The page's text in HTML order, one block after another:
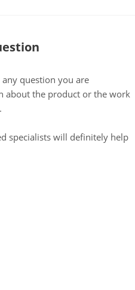
any question you are
about the product or the work
specialists will definitely help